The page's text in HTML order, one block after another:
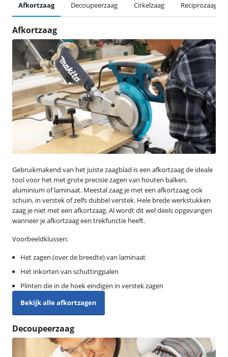
Afkortzaag Decoupeerzaag Cirkelzaag Reciprozaag
Afkortzaag
Gebruikmakend van het juiste zaagblad is een afkortzaag de ideale
tool voor het met grote precisie zagen van houten balken,
aluminium of laminaat. Meestal zaag je met een afkortzaag ook
schuin, in verstek of zelfs dubbel verstek. Hele brede werkstukken
zaag je niet met een afkortzaag. Al wordt dit wel deels opgevangen
wanneer je afkortzaag een trekfunctie heeft.
Voorbeeldklussen:
Het zagen (over de breedte) van laminaat
Het inkorten van schuttingpalen
Plinten die in de hoek eindigen in verstek zagen
Bekijk alle afkortzagen
Decoupeerzaag